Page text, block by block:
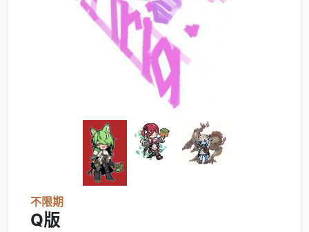
不限期
Q版